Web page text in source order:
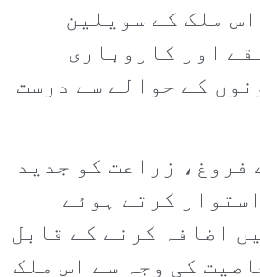
ملک کے سویلین
اور کاروباری
کے حوالے سے درست
فروغ، زراعت کو جدید
کرتے ہوئے
اضافہ کرنے کے قابل
کی وجہ سے اس ملک